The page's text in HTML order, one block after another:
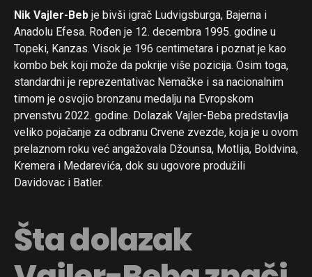
Nik Vajler-Beb je bivši igrač Ludvigsburga, Bajerna i
Anadolu Efesa. Rođen je 12. decembra 1995. godine u
Topeki, Kanzas. Visok je 196 centimetara i poznat je kao
kombo bek koji može da pokrije više pozicija. Osim toga,
standardni je reprezentativac Nemačke i sa nacionalnim
timom je osvojio bronzanu medalju na Evropskom
prvenstvu 2022. godine. Dolazak Vajler-Beba predstavlja
veliko pojačanje za odbranu Crvene zvezde, koja je u ovom
prelaznom roku već angažovala Džounsa, Motlija, Boldvina,
Kremera i Medarevića, dok su ugovore produžili
Davidovac i Batler.
Šta dolazak